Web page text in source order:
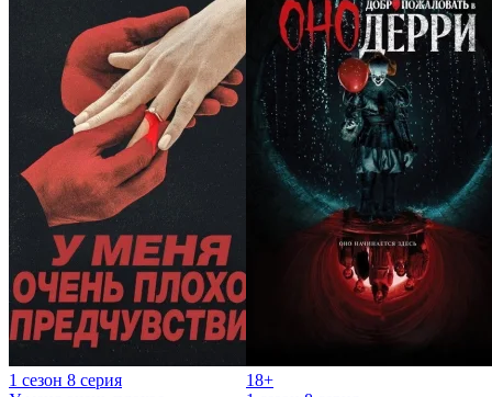
1 сезон 8 серия
18+